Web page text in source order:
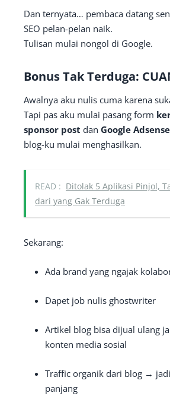
Dan ternyata… pembaca datang
SEO pelan-pelan naik.
Tulisan mulai nongol di Google.
Bonus Tak Terduga:
Awalnya aku nulis cuma karena
Tapi pas aku mulai pasang form
sponsor post dan Google Adsense
blog-ku mulai menghasilkan.
READ : Ditolak 5 Aplikasi Pinjol,
dari yang Gak Terduga
Sekarang:
Ada brand yang ngajak
Dapet job nulis ghostwriter
Artikel blog bisa dijual ulang
konten media sosial
Traffic organik dari blog →
panjang